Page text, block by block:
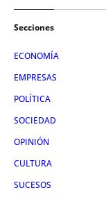
Secciones
ECONOMÍA
EMPRESAS
POLÍTICA
SOCIEDAD
OPINIÓN
CULTURA
SUCESOS